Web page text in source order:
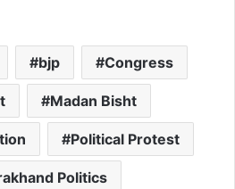
bjp Congress
Madan Bisht
Political Protest
Politics